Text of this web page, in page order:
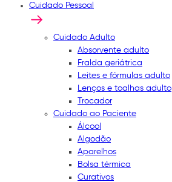
Cuidado Pessoal
Cuidado Adulto
Absorvente adulto
Fralda geriátrica
Leites e fórmulas adulto
Lenços e toalhas adulto
Trocador
Cuidado ao Paciente
Álcool
Algodão
Aparelhos
Bolsa térmica
Curativos